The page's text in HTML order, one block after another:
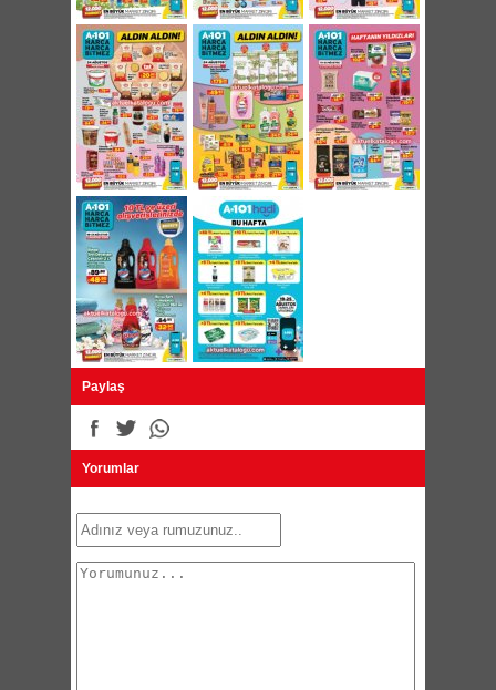
34,90 TL
Silk&Blue Bay Büyük Beden Boxer 49,90 TL
Kadife Taç ve İncili Toka Çeşitleri 19,90 TL
Döner Başlıklı Plastik Askı 6'lı 22,50 TL
Paylaş
Yorumlar